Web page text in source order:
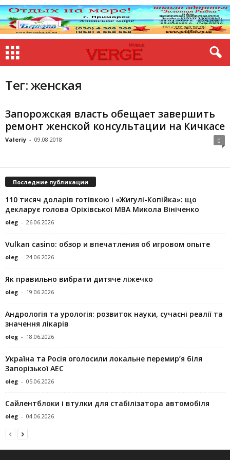
Тег: женская
Запорожская власть обещает завершить
ремонт женской консультации на Кичкасе
Valeriy - 09.08.2018 0
Последние публикации
110 тисяч доларів готівкою і «Жигулі-Копійка»: що
декларує голова Оріхівської МВА Микола Вініченко
oleg - 26.06.2026
Vulkan casino: обзор и впечатления об игровом опыте
oleg - 24.06.2026
Як правильно вибрати дитяче ліжечко
oleg - 19.06.2026
Андрологія та урологія: розвиток науки, сучасні реалії та
значення лікарів
oleg - 18.06.2026
Україна та Росія оголосили локальне перемир’я біля
Запорізької АЕС
oleg - 05.06.2026
Сайлентблоки і втулки для стабілізатора автомобіля
oleg - 04.06.2026